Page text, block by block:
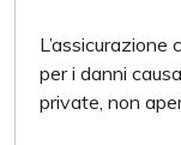
per i danni
private, non